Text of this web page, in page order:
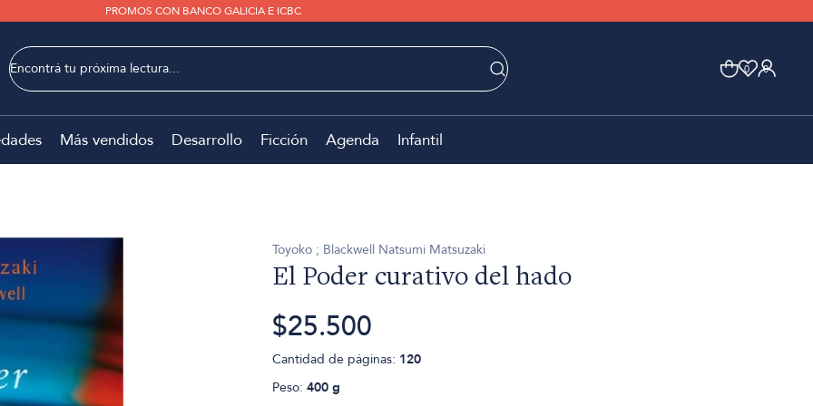
PROMOS CON BANCO GALICIA E ICBC
0 0
Más vendidos Desarrollo Ficción Agenda Infantil
Toyoko ; Blackwell Natsumi Matsuzaki
El Poder curativo del hado
$25.500
Cantidad de páginas: 120
Peso: 400 g